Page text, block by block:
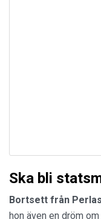
Ska bli
Bortsett från
hon även en dröm